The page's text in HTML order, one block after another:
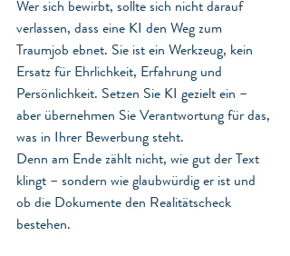
Wer sich bewirbt, sollte sich nicht darauf
verlassen, dass eine KI den Weg zum
Traumjob ebnet. Sie ist ein Werkzeug, kein
Ersatz für Ehrlichkeit, Erfahrung und
Persönlichkeit. Setzen Sie KI gezielt ein –
aber übernehmen Sie Verantwortung für das,
was in Ihrer Bewerbung steht.
Denn am Ende zählt nicht, wie gut der Text
klingt – sondern wie glaubwürdig er ist und
ob die Dokumente den Realitätscheck
bestehen.